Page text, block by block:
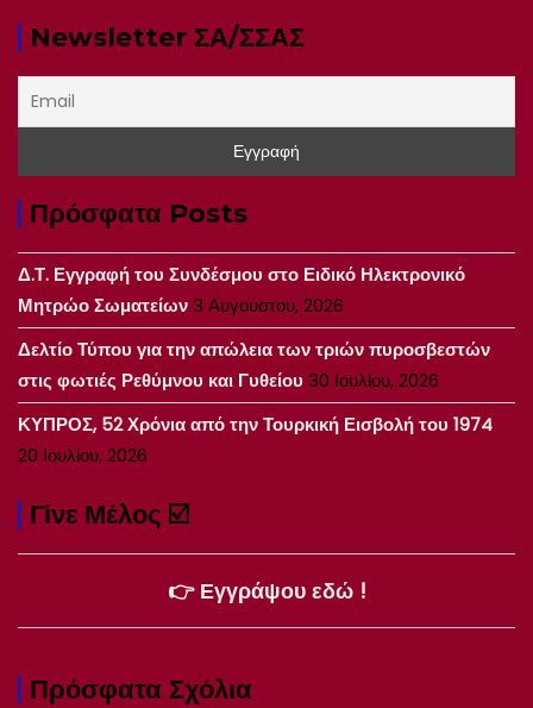
Newsletter ΣΑ/ΣΣΑΣ
Πρόσφατα Posts
Δ.Τ. Εγγραφή του Συνδέσμου στο Ειδικό Ηλεκτρονικό
Μητρώο Σωματείων3 Αυγούστου, 2026
Δελτίο Τύπου για την απώλεια των τριών πυροσβεστών
στις φωτιές Ρεθύμνου και Γυθείου 30 Ιουλίου, 2026
ΚΥΠΡΟΣ, 52 Χρόνια από την Τουρκική Εισβολή του 1974
20 Ιουλίου, 2026
Γίνε Μέλος ☑️
👉 Εγγράψου εδώ !
Πρόσφατα Σχόλια